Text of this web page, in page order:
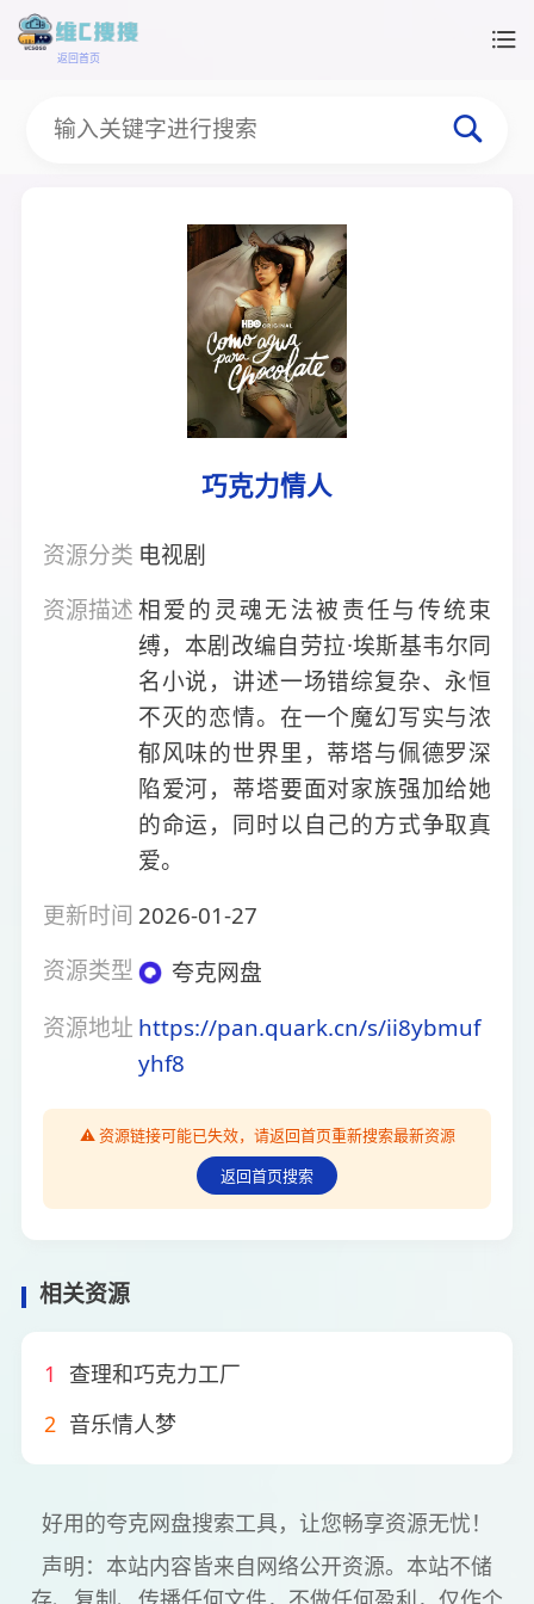
返回首页
巧克力情人
资源分类 电视剧
资源描述相爱的灵魂无法被责任与传统束
缚，本剧改编自劳拉·埃斯基韦尔同
名小说，讲述一场错综复杂、永恒
不灭的恋情。在一个魔幻写实与浓
郁风味的世界里，蒂塔与佩德罗深
陷爱河，蒂塔要面对家族强加给她
的命运，同时以自己的方式争取真
爱。
更新时间 2026-01-27
资源类型
夸克网盘
资源地址 https://pan.quark.cn/s/ii8ybmuf
yhf8
⚠️ 资源链接可能已失效，请返回首页重新搜索最新资源
返回首页搜索
相关资源
1
查理和巧克力工厂
2 音乐情人梦
好用的夸克网盘搜索工具，让您畅享资源无忧！
声明：本站内容皆来自网络公开资源。本站不储